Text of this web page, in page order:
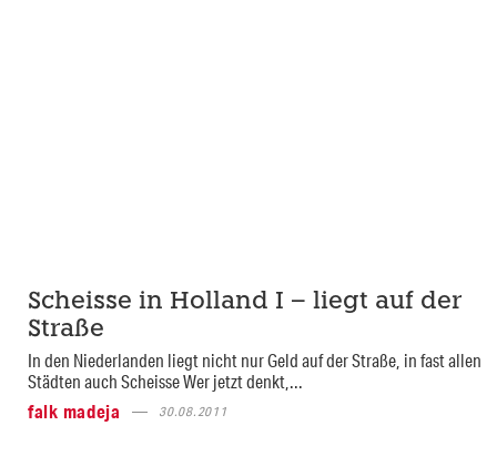
Scheisse in Holland I – liegt auf der
Straße
In den Niederlanden liegt nicht nur Geld auf der Straße, in fast allen
Städten auch Scheisse Wer jetzt denkt,...
falk madeja
30.08.2011